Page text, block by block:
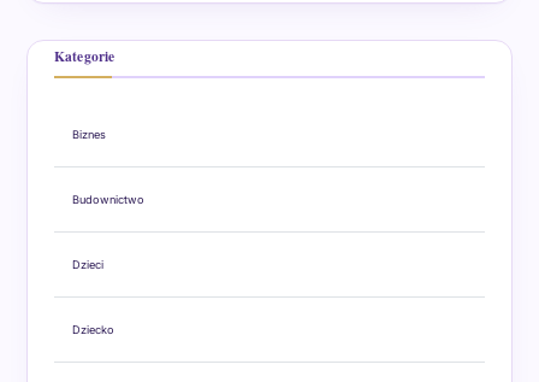
Kategorie
Biznes
Budownictwo
Dzieci
Dziecko